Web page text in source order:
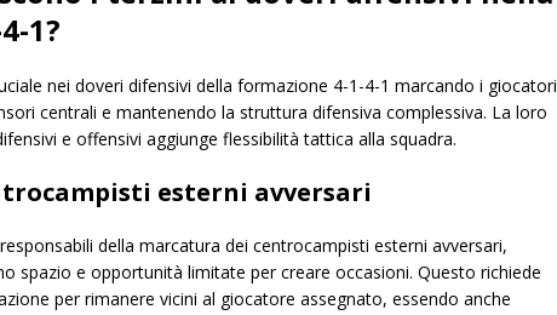
1?
nei doveri difensivi della formazione 4-1-4-1 marcando i giocatori
centrali e mantenendo la struttura difensiva complessiva. La loro
e offensivi aggiunge flessibilità tattica alla squadra.
esterni avversari
della marcatura dei centrocampisti esterni avversari,
spazio e opportunità limitate per creare occasioni. Questo richiede
per rimanere vicini al giocatore assegnato, essendo anche